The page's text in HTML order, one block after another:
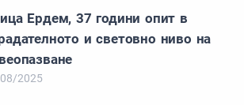
Ердем, 37 години опит в
и световно ниво на
2025